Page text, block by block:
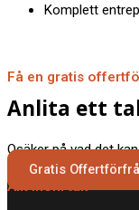
Komplett
Få en gratis
Anlita ett
Osäker på vad det
Gratis
Allt inom tak